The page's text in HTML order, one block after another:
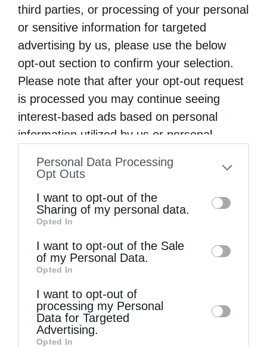
third parties, or processing of your personal
or sensitive information for targeted
advertising by us, please use the below
opt-out section to confirm your selection.
Please note that after your opt-out request
is processed you may continue seeing
interest-based ads based on personal
information utilized by us or personal
to your opt-out. You may separately opt-out
information by third parties on the IAB’s list
of downstream participants. This
information may also be disclosed by us to
third parties on theIAB’s List of
Downstream Participants
disclose it to other third parties.
Personal Data Processing
Opt Outs
I want to opt-out of the
Sharing of my personal data.
Opted In
I want to opt-out of the Sale
of my Personal Data.
Opted In
I want to opt-out of
processing my Personal
Data for Targeted
Advertising.
Opted In
ζητοῦμε τίς πρεσβεῖες καί τή χάρη, ὅπως
τήν ζητοῦμε καί ἀπό τή θαυ­μα­τουρ­γό ἱερά
εἰκόνα τῆς Πανα­γίας τῆς Δαμάστας.
Τά θαύματα τῆς ἱερᾶς εἰκόνος τῆς Παναγίας
πού ὑποδεχθήκαμε ἀπό­ψε, ἀλλά καί τά
θαύματα τῆς ἁγίας μεγαλομάρτυρος
Παρασκευῆς πού ἑορτάζουμε ἀποδεικνύουν
τή χάρη πού ἔχουν ἀπό τόν Θεό καί τήν ὁποία
τήν ζητοῦν μέ πί­στη καί εὐ­λά­βεια, ἀλλά
κυρίως σέ ἐκείνους πού ἀγω­νίζονται νά δια­
τη­ροῦν τήν κα­θαρότητα τῆς ψυχῆς καί τοῦ
σώ­ματός τους, μένοντας μακριά ἀπό τήν
ἁμαρτία καί προ­σέχοντας νά μήν
παρασυρθοῦν ἀπό τούς πειρα­σμούς τοῦ
κόσμου καί ἀπομακρυν­θοῦν ἀπό τό θέλημα